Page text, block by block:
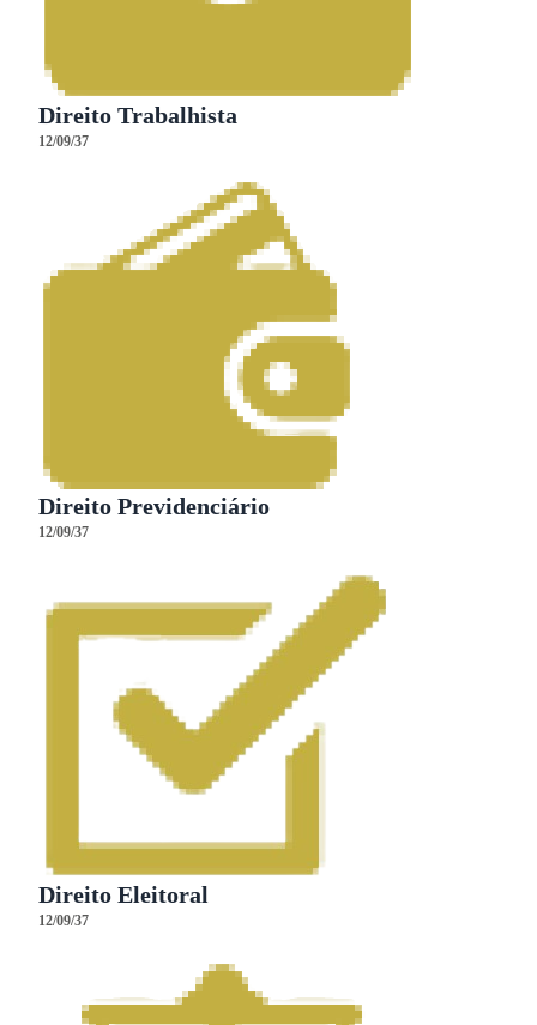
Direito Trabalhista
12/09/37
Direito Previdenciário
12/09/37
Direito Eleitoral
12/09/37